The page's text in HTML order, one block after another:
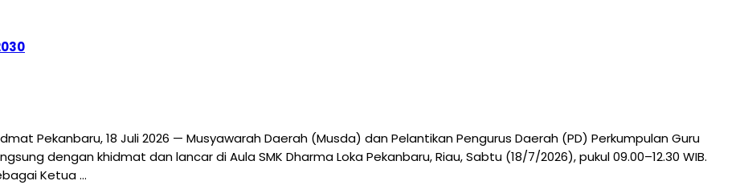
Pekanbaru, 18 Juli 2026 — Musyawarah Daerah (Musda) dan Pelantikan Pengurus Daerah (PD) Perkumpulan Guru
dengan khidmat dan lancar di Aula SMK Dharma Loka Pekanbaru, Riau, Sabtu (18/7/2026), pukul 09.00–12.30 WIB.
Ketua …